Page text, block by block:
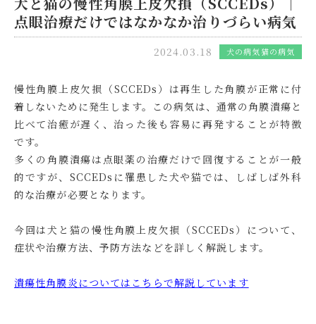
点眼治療だけではなかなか治りづらい病気
2024.03.18 犬の病気猫の病気
慢性角膜上皮欠損（SCCEDs）は再生した角膜が正常に付
着しないために発生します。この病気は、通常の角膜潰瘍と
比べて治癒が遅く、治った後も容易に再発することが特徴
です。
多くの角膜潰瘍は点眼薬の治療だけで回復することが一般
的ですが、SCCEDsに罹患した犬や猫では、しばしば外科
的な治療が必要となります。
今回は犬と猫の慢性角膜上皮欠損（SCCEDs）について、
症状や治療方法、予防方法などを詳しく解説します。
潰瘍性角膜炎についてはこちらで解説しています